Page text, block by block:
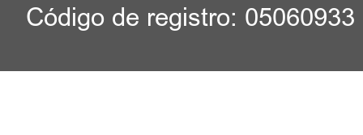
Código de registro: 05060933